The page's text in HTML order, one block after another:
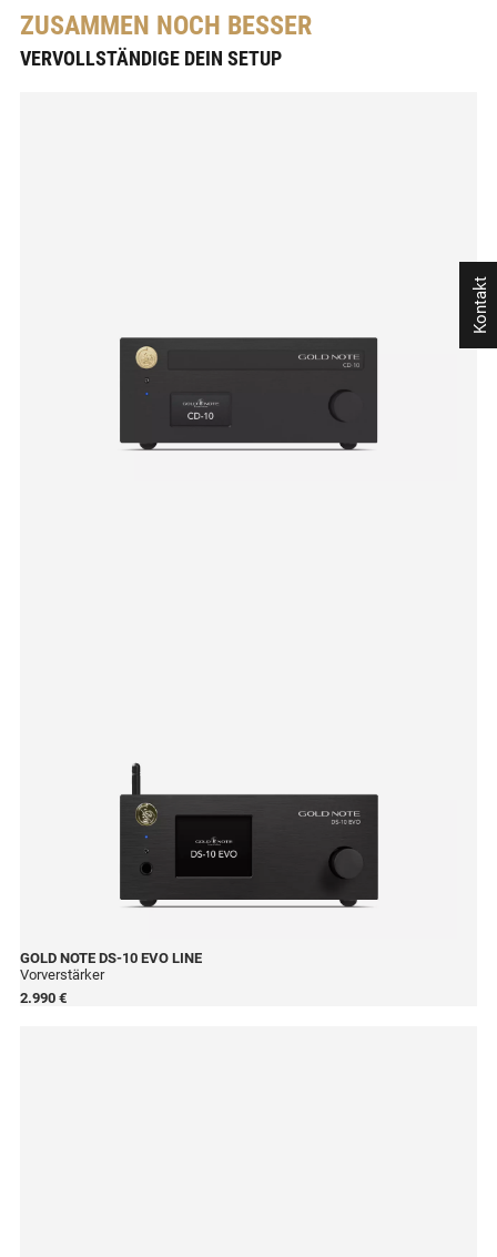
ZUSAMMEN NOCH BESSER
VERVOLLSTÄNDIGE DEIN SETUP
GOLD NOTE DS-10 EVO LINE
Vorverstärker
2.990 €
Kontakt